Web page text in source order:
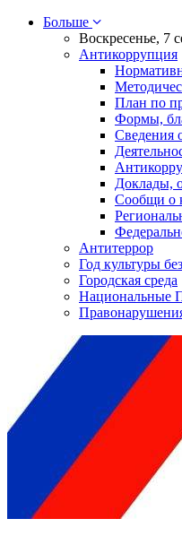
Больше
Воскресенье, 7
Антикоррупция
План по
Формы,
Сведения
Доклады,
Сообщи о
Антитеррор
Год культуры
Городская среда
Национальные